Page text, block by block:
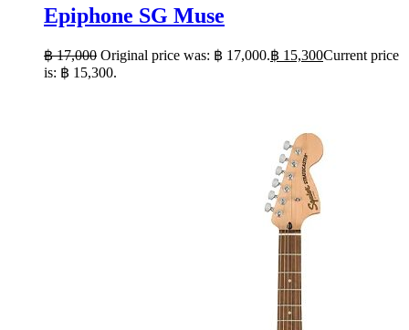
Epiphone SG Muse
฿17,000 Original price was: ฿ 17,000.฿ 15,300Current price
is: ฿ 15,300.